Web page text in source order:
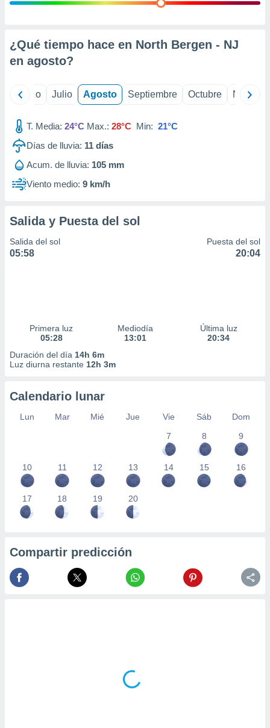
e
mediante
publicidad
de
1199
¿Qué tiempo hace en North Bergen - NJ
en agosto?
Junio Julio Agosto Septiembre Octubre
T. Media: 24°C Max.: 28°C Min: 21°C
Días de lluvia: 11 días
Acum. de lluvia: 105 mm
Viento medio: 9 km/h
Salida y Puesta del sol
Salida del sol
05:58
Puesta del sol
20:04
Primera luz
05:28
Mediodía
13:01
Última luz
20:34
Duración del día 14h 6m
Luz diurna restante 12h 3m
Calendario lunar
Lun Mar Mié Jue Vie Sáb
Dom
7
8 9
10 11 12 13 14 15 16
17 18 19 20
Compartir predicción